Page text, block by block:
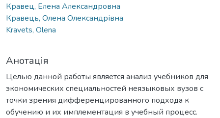
Кравец, Елена Александровна
Кравець, Олена Олександрівна
Kravets, Olena
Анотація
Целью данной работы является анализ учебников для
экономических специальностей неязыковых вузов с
точки зрения дифференцированного подхода к
обучению и их имплементация в учебный процесс.